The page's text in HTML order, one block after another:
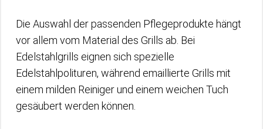
Die Auswahl der passenden Pflegeprodukte hängt
vor allem vom Material des Grills ab. Bei
Edelstahlgrills eignen sich spezielle
Edelstahlpolituren, während emaillierte Grills mit
einem milden Reiniger und einem weichen Tuch
gesäubert werden können.